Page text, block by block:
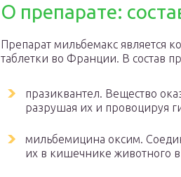
О препарате:
Препарат мильбемакс является
таблетки во Франции. В состав
празиквантел. Вещество
разрушая их и провоцируя
мильбемицина оксим.
их в кишечнике животного в